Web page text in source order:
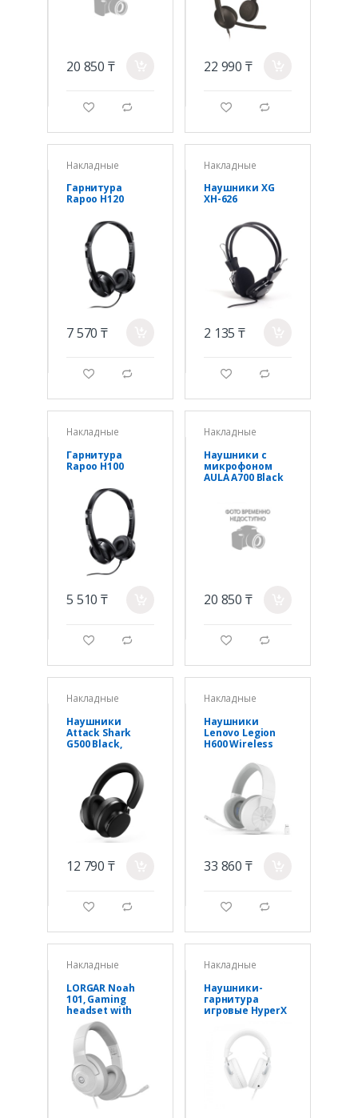
20 850 ₸
g d
22 990 ₸
g d
Накладные
Гарнитура
Rapoo H120
7 570 ₸
g d
Накладные
Наушники XG
XH-626
2 135 ₸
g d
Накладные
Гарнитура
Rapoo H100
5 510 ₸
g d
Накладные
Наушники с
микрофоном
AULA A700 Black
BT/2.4/Type-C
20 850 ₸
g d
Накладные
Наушники
Attack Shark
G500 Black,
5.3/3.5mm, 40mm
Driver, 210g, ANC,
Hi-Res
12 790 ₸
g d
Накладные
Наушники
Lenovo Legion
H600 Wireless
Stingray
33 860 ₸
g d
Накладные
LORGAR Noah
101, Gaming
headset with
microphone,
3.5mm jack
connection,
cable length 2m,
foldable design,
PU leather ear
pads, size:
185*195*80mm,
0.245kg, white
Накладные
Наушники-
гарнитура
игровые HyperX
белый